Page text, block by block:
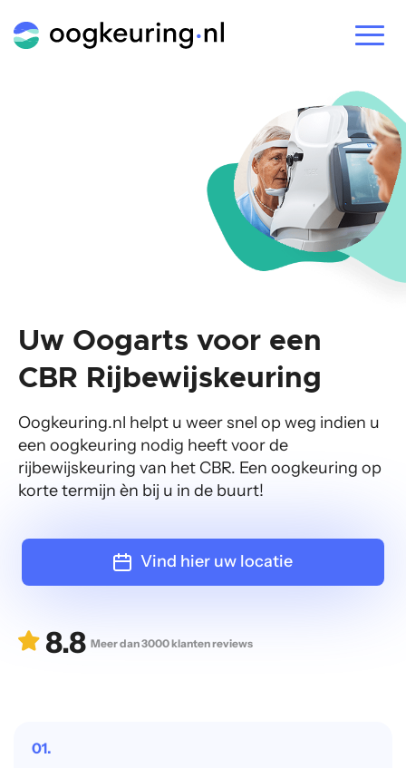
Diabetes En Uw Rijbewijs
Oogaandoendingen
Over Ons
Contact
Uw Oogarts voor een
CBR Rijbewijskeuring
Oogkeuring.nl helpt u weer snel op weg indien u
een oogkeuring nodig heeft voor de
rijbewijskeuring van het CBR. Een oogkeuring op
korte termijn èn bij u in de buurt!
Vind hier uw locatie
8.8 Meer dan 3000 klanten reviews
01.